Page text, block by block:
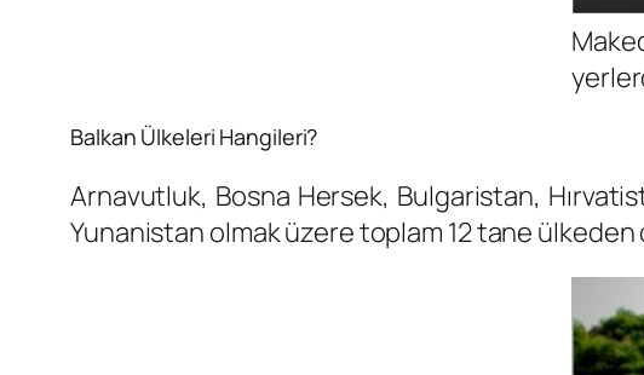
Balkan Ülkeleri Hangileri?
Arnavutluk, Bosna Hersek, Bulgaristan,
Yunanistan olmak üzere toplam 12 tane ülkeden